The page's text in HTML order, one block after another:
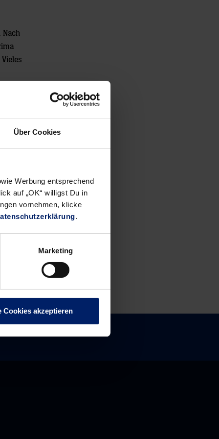
Über Cookies
Werbung entsprechend
auf „OK“ willigst Du in
vornehmen, klicke
.
Marketing
Cookies akzeptieren
Nach
als